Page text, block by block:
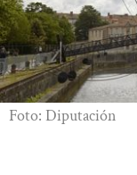
Foto: Diputación